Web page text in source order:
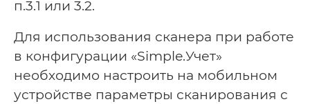
п.3.1 или 3.2.
Для использования сканера при работе
в конфигурации «Simple.Учет»
необходимо настроить на мобильном
устройстве параметры сканирования с